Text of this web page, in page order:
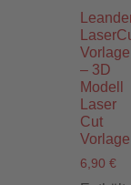
Vorlage
– 3D
Modell
Laser
Cut
Vorlage
6,90 €